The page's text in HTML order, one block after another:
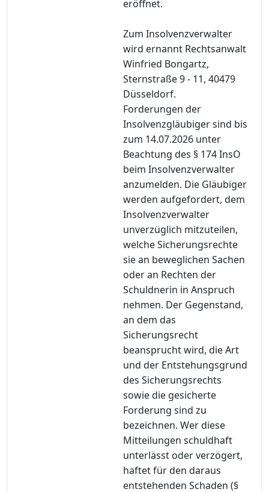
eröffnet.
Zum Insolvenzverwalter
wird ernannt Rechtsanwalt
Winfried Bongartz,
Sternstraße 9 - 11, 40479
Düsseldorf.
Forderungen der
Insolvenzgläubiger sind bis
zum 14.07.2026 unter
Beachtung des § 174 InsO
beim Insolvenzverwalter
anzumelden. Die Gläubiger
werden aufgefordert, dem
Insolvenzverwalter
unverzüglich mitzuteilen,
welche Sicherungsrechte
sie an beweglichen Sachen
oder an Rechten der
Schuldnerin in Anspruch
nehmen. Der Gegenstand,
an dem das
Sicherungsrecht
beansprucht wird, die Art
und der Entstehungsgrund
des Sicherungsrechts
sowie die gesicherte
Forderung sind zu
bezeichnen. Wer diese
Mitteilungen schuldhaft
unterlässt oder verzögert,
haftet für den daraus
entstehenden Schaden (§